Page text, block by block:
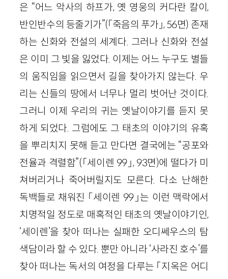
은 “어느 악사의 하프가, 옛 영웅의 커다란 칼이,
반인반수의 등줄기가”(「죽음의 푸가」, 56면) 존재
하는 신화와 전설의 세계다. 그러나 신화와 전설
은 이미 그 빛을 잃었다. 이제는 어느 누구도 별들
의 움직임을 읽으면서 길을 찾아가지 않는다. 우
리는 신들의 땅에서 너무나 멀리 벗어난 것이다.
그러니 이제 우리의 귀는 옛날이야기를 듣지 못
하게 되었다. 그럼에도 그 태초의 이야기의 유혹
을 뿌리치지 못해 듣고 만다면 결국에는 “공포와
전율과 격렬함”(「세이렌 99」, 93면)에 떨다가 미
쳐버리거나 죽어버릴지도 모른다. 다소 난해한
독백들로 채워진 「세이렌 99」는 이런 맥락에서
치명적일 정도로 매혹적인 태초의 옛날이야기인,
‘세이렌’을 찾아 떠나는 실패한 오디쎄우스의 탐
색담이라 할 수 있다. 뿐만 아니라 ‘사라진 호수’를
찾아 떠나는 독서의 여정을 다루는 「지옥은 어디